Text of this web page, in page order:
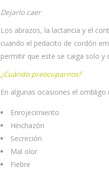
Dejarlo caer
Los abrazos, la lactancia y el
cuando el pedacito de cordón
permitir que este se caiga solo y
¿Cuándo preocuparnos?
En algunas ocasiones el
Enrojecimiento
Hinchazón
Secreción
Mal olor
Fiebre